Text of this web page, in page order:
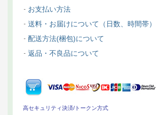
お支払い方法
送料・お届けについて（日数、時間帯）
配送方法(梱包)について
返品・不良品について
高セキュリティ決済/トークン方式